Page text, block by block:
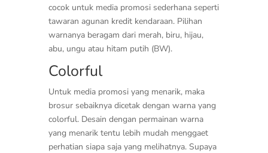
cocok untuk media promosi sederhana seperti
tawaran agunan kredit kendaraan. Pilihan
warnanya beragam dari merah, biru, hijau,
abu, ungu atau hitam putih (BW).
Colorful
Untuk media promosi yang menarik, maka
brosur sebaiknya dicetak dengan warna yang
colorful. Desain dengan permainan warna
yang menarik tentu lebih mudah menggaet
perhatian siapa saja yang melihatnya. Supaya